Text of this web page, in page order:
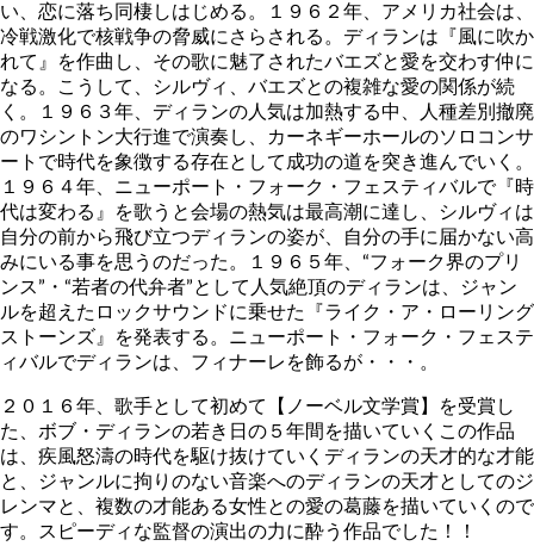
い、恋に落ち同棲しはじめる。１９６２年、アメリカ社会は、
冷戦激化で核戦争の脅威にさらされる。ディランは『風に吹か
れて』を作曲し、その歌に魅了されたバエズと愛を交わす仲に
なる。こうして、シルヴィ、バエズとの複雑な愛の関係が続
く。１９６３年、ディランの人気は加熱する中、人種差別撤廃
のワシントン大行進で演奏し、カーネギーホールのソロコンサ
ートで時代を象徴する存在として成功の道を突き進んでいく。
１９６４年、ニューポート・フォーク・フェスティバルで『時
代は変わる』を歌うと会場の熱気は最高潮に達し、シルヴィは
自分の前から飛び立つディランの姿が、自分の手に届かない高
みにいる事を思うのだった。１９６５年、“フォーク界のプリ
ンス”・“若者の代弁者”として人気絶頂のディランは、ジャン
ルを超えたロックサウンドに乗せた『ライク・ア・ローリング
ストーンズ』を発表する。ニューポート・フォーク・フェステ
ィバルでディランは、フィナーレを飾るが・・・。
２０１６年、歌手として初めて【ノーベル文学賞】を受賞し
た、ボブ・ディランの若き日の５年間を描いていくこの作品
は、疾風怒濤の時代を駆け抜けていくディランの天才的な才能
と、ジャンルに拘りのない音楽へのディランの天才としてのジ
レンマと、複数の才能ある女性との愛の葛藤を描いていくので
す。スピーディな監督の演出の力に酔う作品でした！！